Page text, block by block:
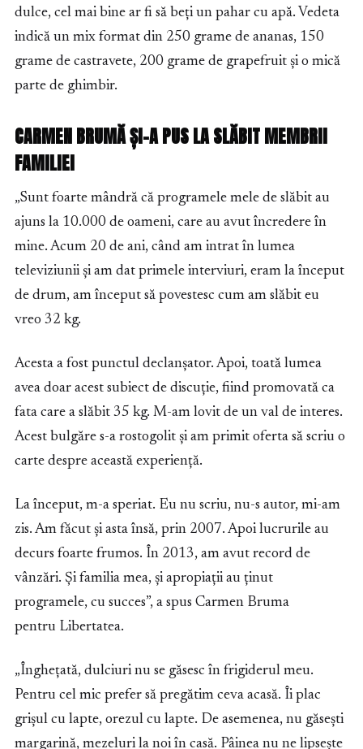
dulce, cel mai bine ar fi să beți un pahar cu apă. Vedeta
indică un mix format din 250 grame de ananas, 150
grame de castravete, 200 grame de grapefruit și o mică
parte de ghimbir.
CARMEN BRUMĂ ȘI-A PUS LA SLĂBIT MEMBRII
FAMILIEI
„Sunt foarte mândră că programele mele de slăbit au
ajuns la 10.000 de oameni, care au avut încredere în
mine. Acum 20 de ani, când am intrat în lumea
televiziunii și am dat primele interviuri, eram la început
de drum, am început să povestesc cum am slăbit eu
vreo 32 kg.
Acesta a fost punctul declanșator. Apoi, toată lumea
avea doar acest subiect de discuție, fiind promovată ca
fata care a slăbit 35 kg. M-am lovit de un val de interes.
Acest bulgăre s-a rostogolit și am primit oferta să scriu o
carte despre această experiență.
La început, m-a speriat. Eu nu scriu, nu-s autor, mi-am
zis. Am făcut și asta însă, prin 2007. Apoi lucrurile au
decurs foarte frumos. În 2013, am avut record de
vânzări. Și familia mea, și apropiații au ținut
programele, cu succes”, a spus Carmen Bruma
pentru Libertatea.
„Înghețată, dulciuri nu se găsesc în frigiderul meu.
Pentru cel mic prefer să pregătim ceva acasă. Îi plac
grișul cu lapte, orezul cu lapte. De asemenea, nu găsești
margarină, mezeluri la noi în casă. Pâinea nu ne lipsește